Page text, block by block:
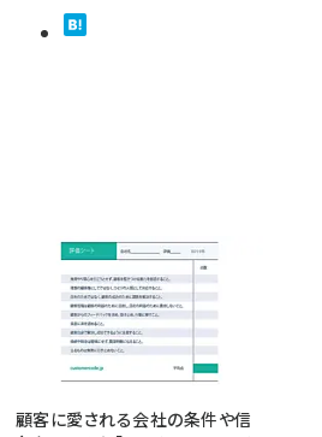
顧客に愛される会社の条件や信